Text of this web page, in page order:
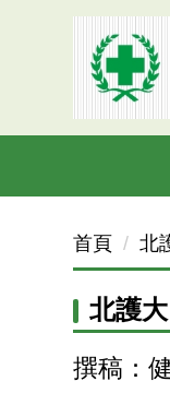
內
區
首頁 北
北護
撰稿：